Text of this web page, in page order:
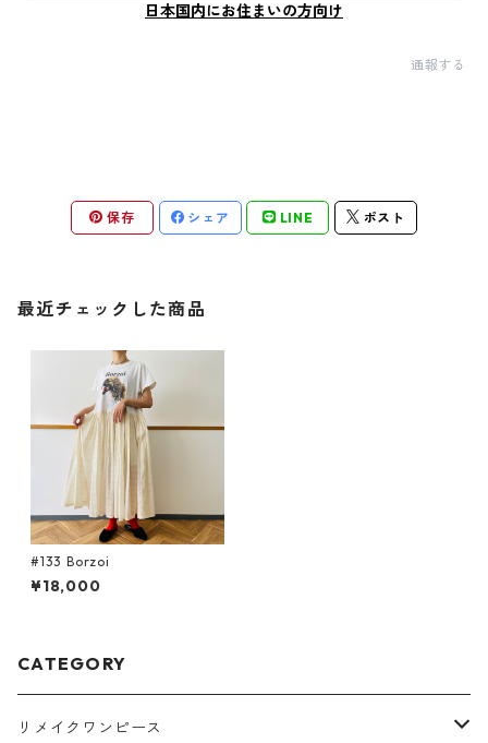
日本国内にお住まいの方向け
通報する
保存 シェア LINE ポスト
最近チェックした商品
#133 Borzoi
¥18,000
CATEGORY
リメイクワンピース